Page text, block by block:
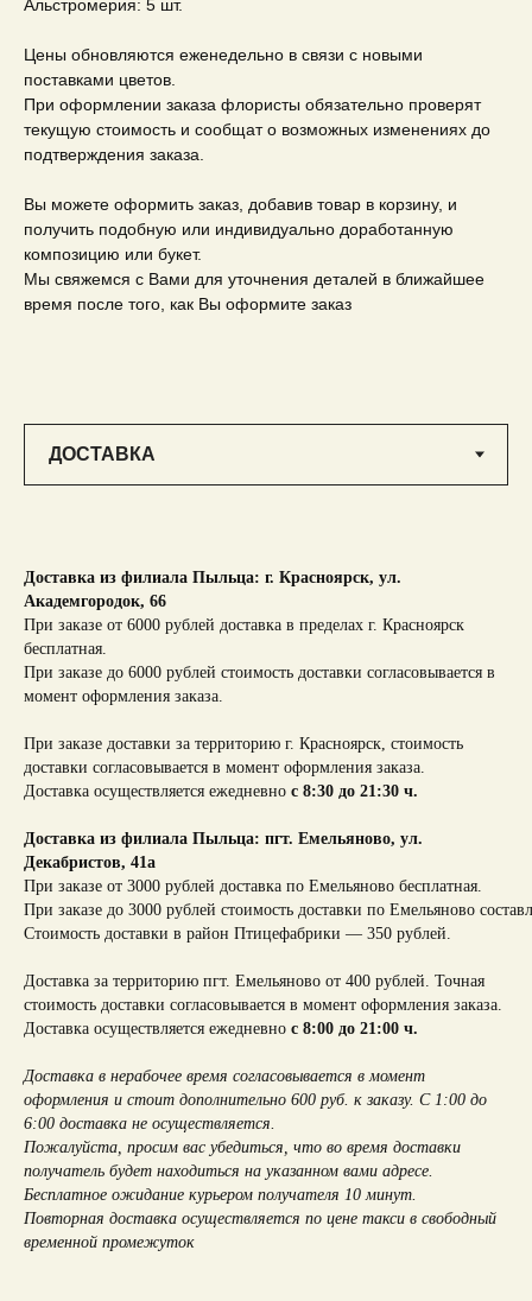
Альстромерия: 5 шт.
Цены обновляются еженедельно в связи с новыми
поставками цветов.
При оформлении заказа флористы обязательно проверят
текущую стоимость и сообщат о возможных изменениях до
подтверждения заказа.
Вы можете оформить заказ, добавив товар в корзину, и
получить подобную или индивидуально доработанную
композицию или букет.
Мы свяжемся с Вами для уточнения деталей в ближайшее
время после того, как Вы оформите заказ
Доставка из филиала Пыльца: г. Красноярск, ул.
Академгородок, 66
При заказе от 6000 рублей доставка в пределах г. Красноярск
бесплатная.
При заказе до 6000 рублей стоимость доставки согласовывается в
момент оформления заказа.
При заказе доставки за территорию г. Красноярск, стоимость
доставки согласовывается в момент оформления заказа.
Доставка осуществляется ежедневно с 8:30 до 21:30 ч.
Доставка из филиала Пыльца: пгт. Емельяново, ул.
Декабристов, 41а
При заказе от 3000 рублей доставка по Емельяново бесплатная.
При заказе до 3000 рублей стоимость доставки по Емельяново
Стоимость доставки в район Птицефабрики — 350 рублей.
Доставка за территорию пгт. Емельяново от 400 рублей. Точная
стоимость доставки согласовывается в момент оформления заказа.
Доставка осуществляется ежедневно с 8:00 до 21:00 ч.
Доставка в нерабочее время согласовывается в момент
оформления и стоит дополнительно 600 руб. к заказу. С 1:00 до
6:00 доставка не осуществляется.
Пожалуйста, просим вас убедиться, что во время доставки
получатель будет находиться на указанном вами адресе.
Бесплатное ожидание курьером получателя 10 минут.
Повторная доставка осуществляется по цене такси в свободный
временной промежуток